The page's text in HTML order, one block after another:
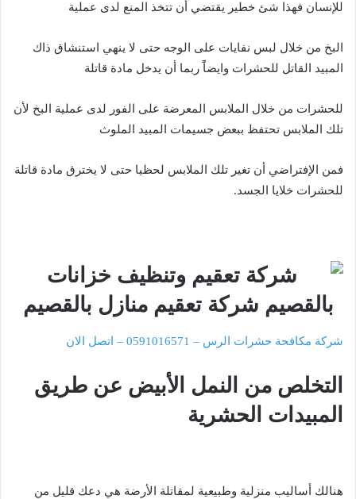
للإنسان فهذا شئ خطير يقتضي أن تتخذ المنع لدى عملية
البخ من خلال لبس نفايات على الوجه حتى لا ينهي استنشاق ذاك
المبيد القاتل للحشرات وايضاًً ربما أن يدخل مادة قاتلة
للحشرات من خلال الملابس المعرضة على الفور لدى عملية البخ لأن
تلك الملابس تحتفظ ببعض جسيمات المبيد الملوث
فمن الإفتراضي أن تغير تلك الملابس لحظيا حتى لا يخترق مادة قاتلة
للحشرات خلايا الجسد.
شركة مكافحة حشرات الرس – 0591016571 – اتصل الان
التخلص من النمل الأبيض عن طريق
المبيدات الحشرية
هنالك أساليب منزلية وطبيعية لمقاتلة الأرضة هي دعك قليل من